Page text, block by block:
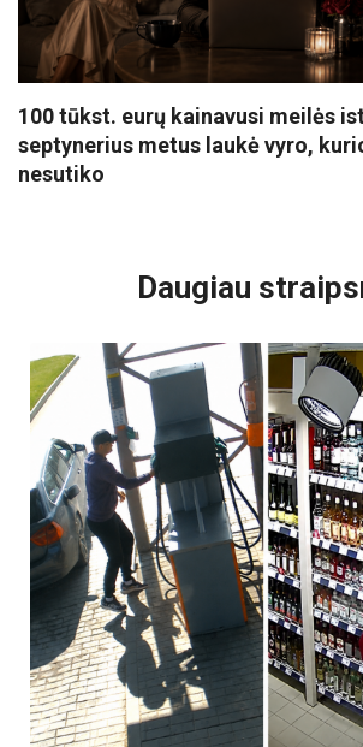
100 tūkst. eurų kainavusi meilės
septynerius metus laukė vyro,
nesutiko
Daugiau